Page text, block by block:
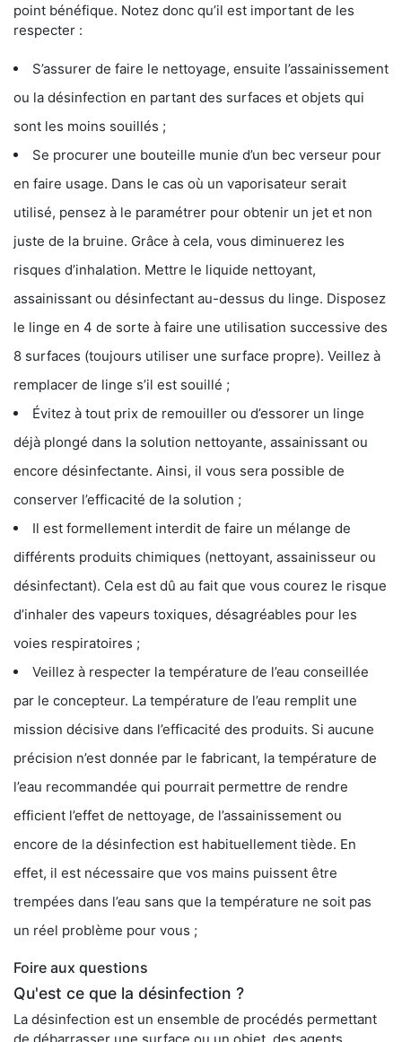
point bénéfique. Notez donc qu’il est important de les
respecter :
S’assurer de faire le nettoyage, ensuite l’assainissement
ou la désinfection en partant des surfaces et objets qui
sont les moins souillés ;
Se procurer une bouteille munie d’un bec verseur pour
en faire usage. Dans le cas où un vaporisateur serait
utilisé, pensez à le paramétrer pour obtenir un jet et non
juste de la bruine. Grâce à cela, vous diminuerez les
risques d’inhalation. Mettre le liquide nettoyant,
assainissant ou désinfectant au-dessus du linge. Disposez
le linge en 4 de sorte à faire une utilisation successive des
8 surfaces (toujours utiliser une surface propre). Veillez à
remplacer de linge s’il est souillé ;
Évitez à tout prix de remouiller ou d’essorer un linge
déjà plongé dans la solution nettoyante, assainissant ou
encore désinfectante. Ainsi, il vous sera possible de
conserver l’efficacité de la solution ;
Il est formellement interdit de faire un mélange de
différents produits chimiques (nettoyant, assainisseur ou
désinfectant). Cela est dû au fait que vous courez le risque
d’inhaler des vapeurs toxiques, désagréables pour les
voies respiratoires ;
Veillez à respecter la température de l’eau conseillée
par le concepteur. La température de l’eau remplit une
mission décisive dans l’efficacité des produits. Si aucune
précision n’est donnée par le fabricant, la température de
l’eau recommandée qui pourrait permettre de rendre
efficient l’effet de nettoyage, de l’assainissement ou
encore de la désinfection est habituellement tiède. En
effet, il est nécessaire que vos mains puissent être
trempées dans l’eau sans que la température ne soit pas
un réel problème pour vous ;
Foire aux questions
Qu'est ce que la désinfection ?
La désinfection est un ensemble de procédés permettant